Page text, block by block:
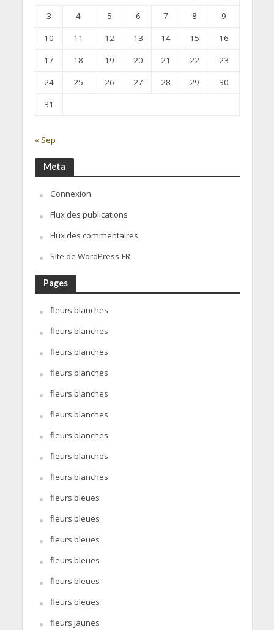
3
4 5 6 7 8
9
10
11 12 13 14 15
16
17
18 19 20 21 22
23
24
25 26 27 28 29
30
31
« Sep
Meta
Connexion
Flux des publications
Flux des commentaires
Site de WordPress-FR
Pages
fleurs blanches
fleurs blanches
fleurs blanches
fleurs blanches
fleurs blanches
fleurs blanches
fleurs blanches
fleurs blanches
fleurs blanches
fleurs bleues
fleurs bleues
fleurs bleues
fleurs bleues
fleurs bleues
fleurs bleues
fleurs jaunes